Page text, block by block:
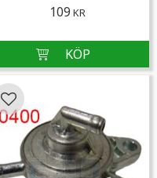
109 KR
Lägg till i favoriter